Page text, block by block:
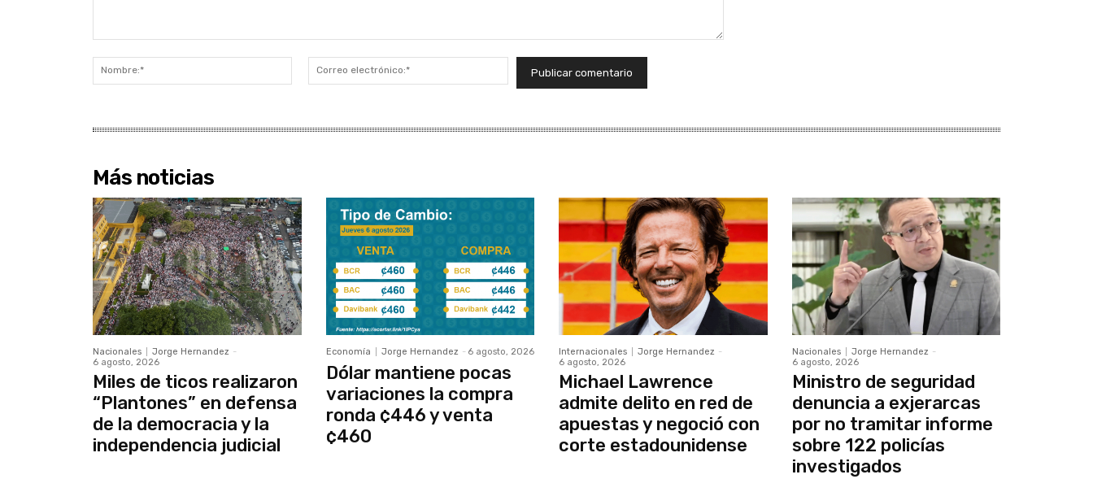
Nombre:*
electrónico:*
Más noticias
Nacionales Jorge Hernandez -
6 agosto, 2026
Miles de ticos realizaron
“Plantones” en defensa
de la democracia y la
independencia judicial
Economía Jorge Hernandez - 6 agosto, 2026
Dólar mantiene pocas
variaciones la compra
ronda ¢446 y venta
¢460
Internacionales Jorge Hernandez -
6 agosto, 2026
Michael Lawrence
admite delito en red de
apuestas y negoció con
corte estadounidense
Nacionales Jorge Hernandez -
6 agosto, 2026
Ministro de seguridad
denuncia a exjerarcas
por no tramitar informe
sobre 122 policías
investigados